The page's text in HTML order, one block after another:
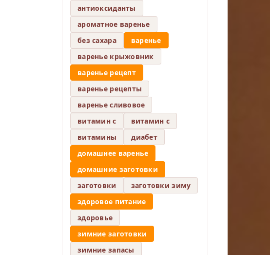
антиоксиданты
ароматное варенье
без сахара
варенье
варенье крыжовник
варенье рецепт
варенье рецепты
варенье сливовое
витамин c
витамин с
витамины
диабет
домашнее варенье
домашние заготовки
заготовки
заготовки зиму
здоровое питание
здоровье
зимние заготовки
зимние запасы